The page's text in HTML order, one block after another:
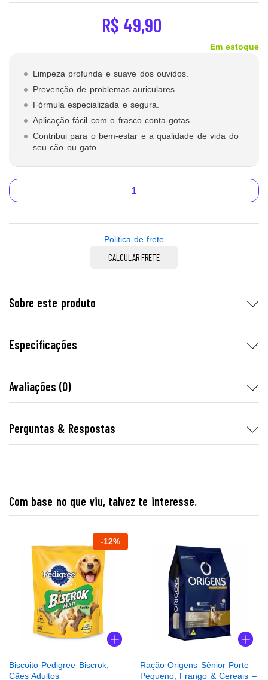
R$ 49,90
Em estoque
Limpeza profunda e suave dos ouvidos.
Prevenção de problemas auriculares.
Fórmula especializada e segura.
Aplicação fácil com o frasco conta-gotas.
Contribui para o bem-estar e a qualidade de vida do
seu cão ou gato.
Politica de frete
CALCULAR FRETE
Sobre este produto
Especificações
Avaliações (0)
Perguntas & Respostas
Com base no que viu, talvez te interesse.
-12%
Biscoito Pedigree Biscrok,
Cães Adultos
Ração Origens Sênior Porte
Pequeno, Frango & Cereais –